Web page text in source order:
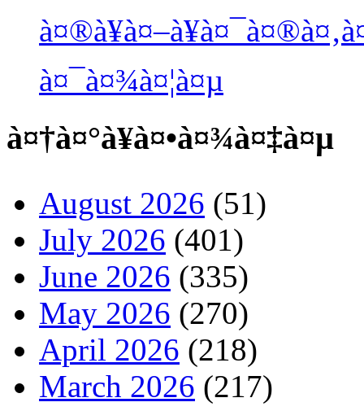
à¤¯à¤¾à¤¦à¤µ
à¤†à¤°à¥à¤•à¤¾à¤‡à¤µ
August 2026 (51)
July 2026 (401)
June 2026 (335)
May 2026 (270)
April 2026 (218)
March 2026 (217)